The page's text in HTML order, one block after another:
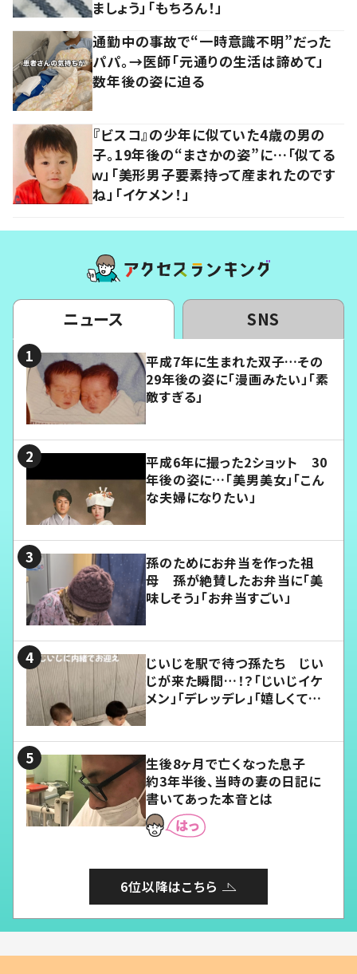
ましょう」「もちろん！」
通勤中の事故で“一時意識不明”だった
パパ。→医師「元通りの生活は諦めて」
数年後の姿に迫る
『ビスコ』の少年に似ていた4歳の男の
子。19年後の“まさかの姿”に…「似てる
ｗ」「美形男子要素持って産まれたのです
ね」「イケメン！」
ニュース SNS
平成7年に生まれた双子…その
29年後の姿に「漫画みたい」「素
敵すぎる」
平成6年に撮った2ショット 30
年後の姿に…「美男美女」「こん
な夫婦になりたい」
孫のためにお弁当を作った祖
母 孫が絶賛したお弁当に「美
味しそう」「お弁当すごい」
じいじを駅で待つ孫たち じい
じが来た瞬間…！？「じいじイケ
メン」「デレッデレ」「嬉しくて可
生後8ヶ月で亡くなった息子
約3年半後、当時の妻の日記に
書いてあった本音とは
6位以降はこちら